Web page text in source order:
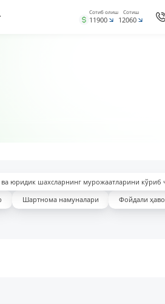
Сотиб олиш
11900
Сотиш
12060
юридик шахсларнинг мурожаатларини кўриб
Шартнома намуналари
Фойдали